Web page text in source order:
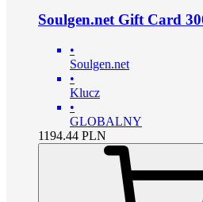
Soulgen.net Gift Card
•
Soulgen.net
•
Klucz
•
GLOBALNY
1194.44 PLN